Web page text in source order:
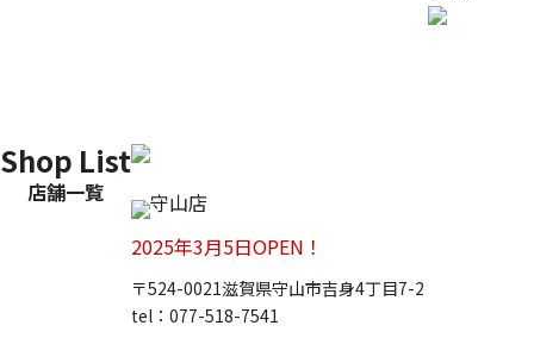
Shop List
店舗一覧
守山店
2025年3月5日OPEN！
〒524-0021滋賀県守山市吉身4丁目7-2
tel：077-518-7541